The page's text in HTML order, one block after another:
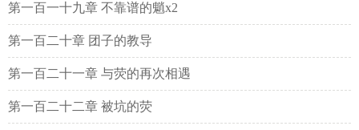
第一百一十九章 不靠谱的魈x2
第一百二十章 团子的教导
第一百二十一章 与荧的再次相遇
第一百二十二章 被坑的荧